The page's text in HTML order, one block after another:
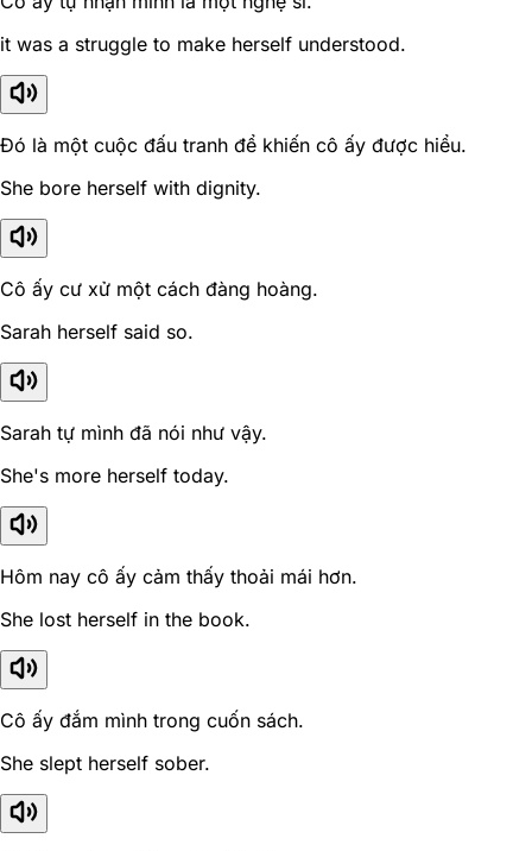
it was a struggle to make herself understood.
Đó là một cuộc đấu tranh để khiến cô ấy được hiểu.
She bore herself with dignity.
Cô ấy cư xử một cách đàng hoàng.
Sarah herself said so.
Sarah tự mình đã nói như vậy.
She's more herself today.
Hôm nay cô ấy cảm thấy thoải mái hơn.
She lost herself in the book.
Cô ấy đắm mình trong cuốn sách.
She slept herself sober.